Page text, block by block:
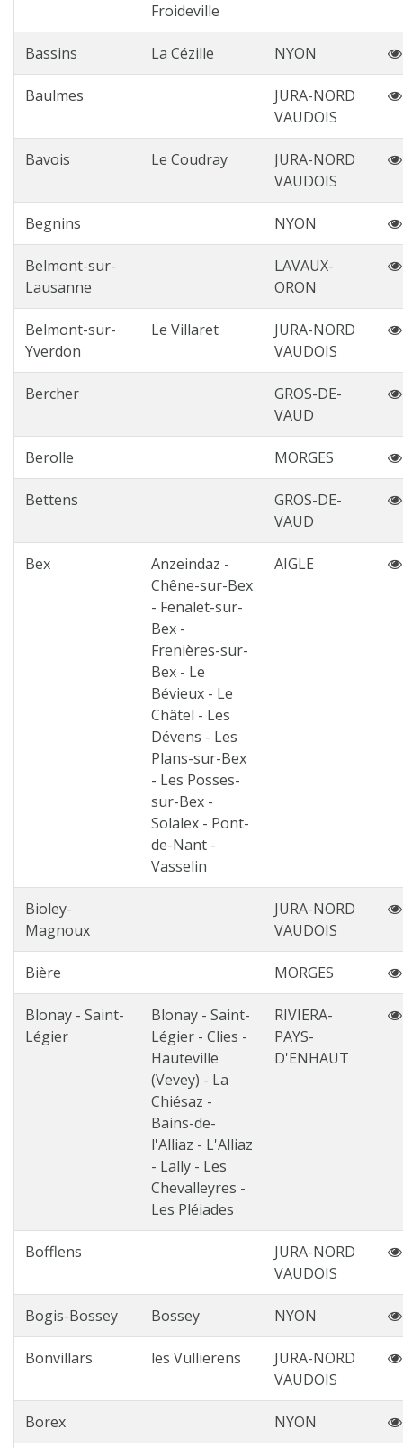
Froideville
Bassins La Cézille NYON
Baulmes
JURA-NORD
VAUDOIS
Bavois Le Coudray
JURA-NORD
VAUDOIS
Begnins NYON
Belmont-sur-
Lausanne
LAVAUX-
ORON
Belmont-sur-
Yverdon
Le Villaret
JURA-NORD
VAUDOIS
Bercher
GROS-DE-
VAUD
Berolle MORGES
Bettens
GROS-DE-
VAUD
Bex
Anzeindaz -
Chêne-sur-Bex
- Fenalet-sur-
Bex -
Frenières-sur-
Bex - Le
Bévieux - Le
Châtel - Les
Dévens - Les
Plans-sur-Bex
- Les Posses-
sur-Bex -
Solalex - Pont-
de-Nant -
Vasselin
AIGLE
Bioley-
Magnoux
JURA-NORD
VAUDOIS
Bière MORGES
Blonay - Saint-
Légier
Blonay - Saint-
Légier - Clies -
Hauteville
(Vevey) - La
Chiésaz -
Bains-de-
l'Alliaz - L'Alliaz
- Lally - Les
Chevalleyres -
Les Pléiades
RIVIERA-
PAYS-
D'ENHAUT
Bofflens
JURA-NORD
VAUDOIS
Bogis-Bossey Bossey NYON
Bonvillars les Vullierens
JURA-NORD
VAUDOIS
Borex NYON